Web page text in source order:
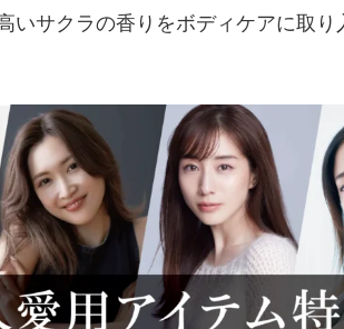
いサクラの香りをボディケアに取